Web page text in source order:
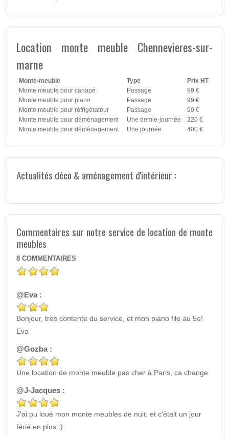
Location monte meuble Chennevieres-sur-
marne
Monte-meuble Type
Prix HT
Monte meuble pour canapé
Passage
99 €
Monte meuble pour piano
Passage
99 €
Monte meuble pour réfrigérateur
Passage
99 €
Monte meuble pour déménagement
Une demie-journée
220 €
Monte meuble pour déménagement
Une journée 400 €
Actualités déco & aménagement d'intérieur :
Commentaires sur notre service de location de monte
meubles
8 COMMENTAIRES
@Eva :
Bonjour, tres contente du service, et mon piano file au 5e!
Eva
@Gozba :
Une location de monte meuble pas cher à Paris, ca change
@J-Jacques :
J'ai pu loué mon monte meubles de nuit, et c'était un jour
férié en plus :)